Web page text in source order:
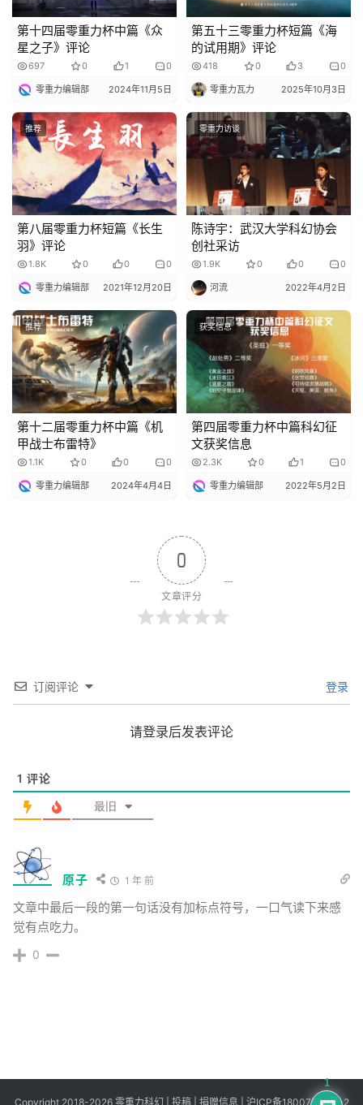
第十四届零重力杯中篇《众
星之子》评论
697 0 1 0
零重力编辑部 2024年11月5日
第五十三零重力杯短篇《海
的试用期》评论
418 0 3 0
零重力瓦力 2025年10月3日
推荐
第八届零重力杯短篇《长生
羽》评论
1.8K 0 0 0
零重力编辑部 2021年12月20日
零重力访谈
陈诗宇：武汉大学科幻协会
创社采访
1.9K 0 0 0
河流 2022年4月2日
推荐
第十二届零重力杯中篇《机
甲战士布雷特》
1.1K 0 0 0
零重力编辑部 2024年4月4日
获奖信息
第四届零重力杯中篇科幻征
文获奖信息
2.3K 0 1 0
零重力编辑部 2022年5月2日
0
文章评分
订阅评论 登录
请登录后发表评论
1 评论
最旧
原子 1 年 前
文章中最后一段的第一句话没有加标点符号，一口气读下来感
觉有点吃力。
0
Copyright 2018-2026 零重力科幻 | 投稿| 捐赠信息 沪ICP备18007549号-2
1